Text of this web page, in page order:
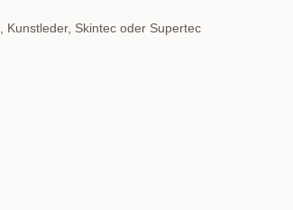
Skintec oder Supertec